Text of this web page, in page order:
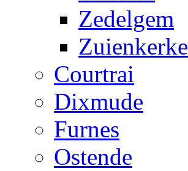
Zedelgem
Zuienkerke
Courtrai
Dixmude
Furnes
Ostende